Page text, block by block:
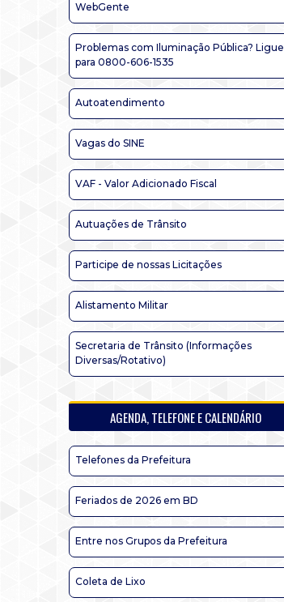
WebGente
Problemas com Iluminação Pública? Ligue
para 0800-606-1535
Autoatendimento
Vagas do SINE
VAF - Valor Adicionado Fiscal
Autuações de Trânsito
Participe de nossas Licitações
Alistamento Militar
Secretaria de Trânsito (Informações
Diversas/Rotativo)
AGENDA, TELEFONE E CALENDÁRIO
Telefones da Prefeitura
Feriados de 2026 em BD
Entre nos Grupos da Prefeitura
Coleta de Lixo